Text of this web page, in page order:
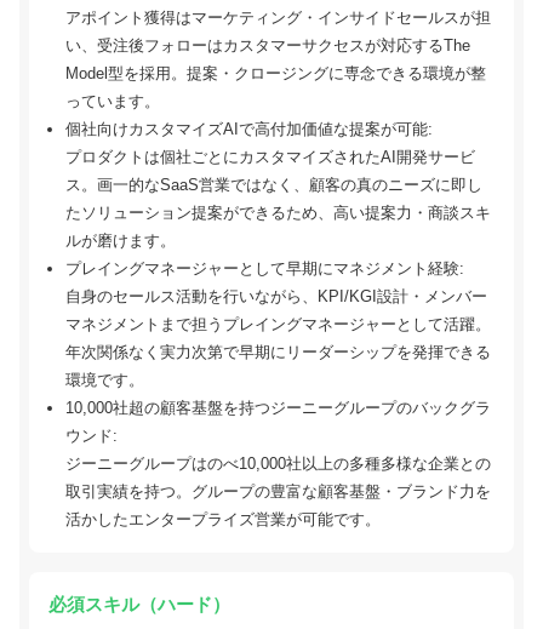
アポイント獲得はマーケティング・インサイドセールスが担
い、受注後フォローはカスタマーサクセスが対応するThe
Model型を採用。提案・クロージングに専念できる環境が整
っています。
個社向けカスタマイズAIで高付加価値な提案が可能:
プロダクトは個社ごとにカスタマイズされたAI開発サービ
ス。画一的なSaaS営業ではなく、顧客の真のニーズに即し
たソリューション提案ができるため、高い提案力・商談スキ
ルが磨けます。
プレイングマネージャーとして早期にマネジメント経験:
自身のセールス活動を行いながら、KPI/KGI設計・メンバー
マネジメントまで担うプレイングマネージャーとして活躍。
年次関係なく実力次第で早期にリーダーシップを発揮できる
環境です。
10,000社超の顧客基盤を持つジーニーグループのバックグラ
ウンド:
ジーニーグループはのべ10,000社以上の多種多様な企業との
取引実績を持つ。グループの豊富な顧客基盤・ブランド力を
活かしたエンタープライズ営業が可能です。
必須スキル（ハード）